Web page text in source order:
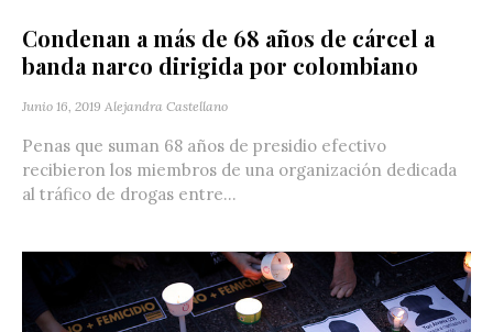
Condenan a más de 68 años de cárcel a
banda narco dirigida por colombiano
Junio 16, 2019 Alejandra Castellano
Penas que suman 68 años de presidio efectivo
recibieron los miembros de una organización dedicada
al tráfico de drogas entre...